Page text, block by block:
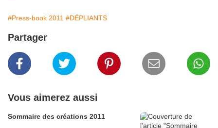
#Press-book 2011 #DÉPLIANTS
Partager
Vous aimerez aussi
Sommaire des créations 2011